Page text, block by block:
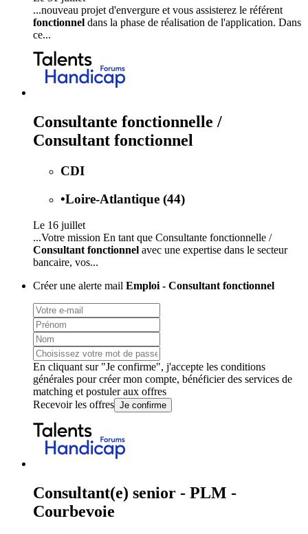
...nouveau projet d'envergure et vous assisterez le référent
fonctionnel dans la phase de réalisation de l'application. Dans
ce...
Consultante fonctionnelle /
Consultant fonctionnel
CDI
•Loire-Atlantique (44)
Le 16 juillet
...Votre mission En tant que Consultante fonctionnelle /
Consultant fonctionnel avec une expertise dans le secteur
bancaire, vos...
Créer une alerte mail Emploi - Consultant fonctionnel
En cliquant sur "Je confirme", j'accepte les conditions
générales pour créer mon compte, bénéficier des services de
matching et postuler aux offres
Recevoir les offres Je confirme
Consultant(e) senior - PLM -
Courbevoie